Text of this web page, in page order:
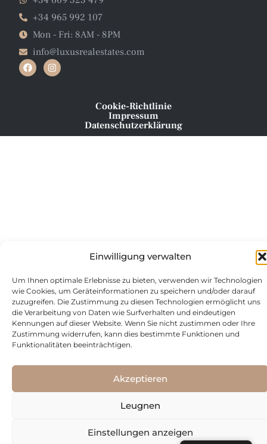
Einwilligung verwalten
Um Ihnen optimale Erlebnisse zu bieten, verwenden wir Technologien
wie Cookies, um Geräteinformationen zu speichern und/oder darauf
zuzugreifen. Die Zustimmung zu diesen Technologien ermöglicht uns
die Verarbeitung von Daten wie Surfverhalten und eindeutigen
Kennungen auf dieser Website. Wenn Sie nicht zustimmen oder Ihre
Zustimmung widerrufen, kann dies bestimmte Funktionen und
Funktionalitäten beeinträchtigen.
Akzeptieren
Leugnen
Einstellungen anzeigen
+34 965 992 107
Mon - Fri: 8AM - 8PM
info@luxusrealestates.com
Cookie-Richtlinie
Impressum
Datenschutzerklärung